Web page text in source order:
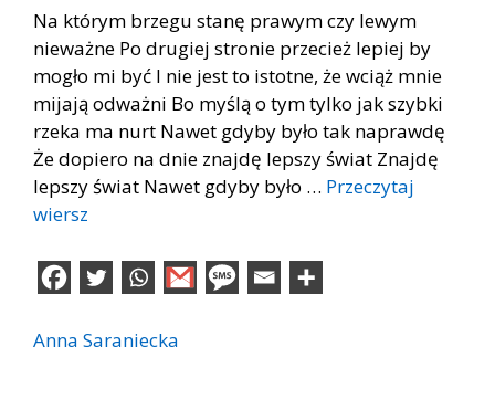
Na którym brzegu stanę prawym czy lewym
nieważne Po drugiej stronie przecież lepiej by
mogło mi być I nie jest to istotne, że wciąż mnie
mijają odważni Bo myślą o tym tylko jak szybki
rzeka ma nurt Nawet gdyby było tak naprawdę
Że dopiero na dnie znajdę lepszy świat Znajdę
lepszy świat Nawet gdyby było … Przeczytaj
wiersz
Anna Saraniecka